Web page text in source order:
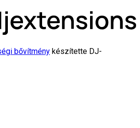
bővítmény készítette DJ-